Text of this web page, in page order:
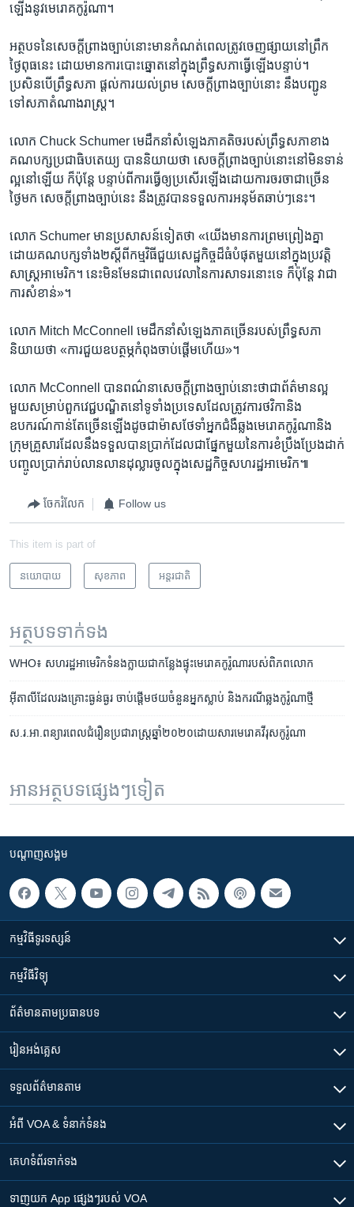
ឡើងនូវមេរោគកូរ៉ូណា។
អត្ថបទនៃសេចក្តីព្រាងច្បាប់នោះមានកំណត់ពេលត្រូវចេញផ្សាយនៅព្រឹក
ថ្ងៃពុធនេះ ដោយមានការបោះឆ្នោតនៅក្នុងព្រឹទ្ធសភាធ្វើឡើងបន្ទាប់។
ប្រសិនបើព្រឹទ្ធសភា ផ្តល់ការយល់ព្រម សេចក្តីព្រាងច្បាប់នោះ នឹងបញ្ជូន
ទៅសភាតំណាងរាស្រ្ត។
លោក Chuck Schumer មេដឹកនាំសំឡេងភាគតិចរបស់ព្រឹទ្ធសភាខាង
គណបក្សប្រជាធិបតេយ្យ បាននិយាយថា សេចក្តីព្រាងច្បាប់នោះនៅមិនទាន់
ល្អនៅឡើយ ក៏ប៉ុន្តែ បន្ទាប់ពីការធ្វើឲ្យប្រសើរឡើងដោយការចរចាជាច្រើន
ថ្ងៃមក សេចក្តីព្រាងច្បាប់នេះ នឹងត្រូវបានទទួលការអនុម័តឆាប់ៗនេះ។
លោក Schumer មានប្រសាសន៍ទៀតថា «យើងមានការព្រមព្រៀងគ្នា
ដោយគណបក្សទាំង២ស្តីពីកម្មវិធីជួយសេដ្ឋកិច្ចដ៏ធំបំផុតមួយនៅក្នុងប្រវត្តិ
សាស្រ្តអាមេរិក។ នេះមិនមែនជាពេលវេលានៃការសាទរនោះទេ ក៏ប៉ុន្តែ វាជា
ការសំខាន់»។
លោក Mitch McConnell មេដឹកនាំសំឡេងភាគច្រើនរបស់ព្រឹទ្ធសភា
និយាយថា «ការជួយឧបត្ថម្ភកំពុងចាប់ផ្តើមហើយ»។
លោក McConnell បានពណ៌នាសេចក្តីព្រាងច្បាប់នោះថាជាព័ត៌មានល្អ
មួយសម្រាប់ពួកវេជ្ជបណ្ឌិតនៅទូទាំងប្រទេសដែលត្រូវការថវិកានិង
ឧបករណ៍កាន់តែច្រើនឡើងដូចជាម៉ាសថែទាំអ្នកជំងឺឆ្លងមេរោគកូរ៉ូណានិង
ក្រុមគ្រួសារដែលនឹងទទួលបានប្រាក់ដែលជាផ្នែកមួយនៃការខំប្រឹងប្រែងដាក់
បញ្ចូលប្រាក់រាប់លានលានដុល្លារចូលក្នុងសេដ្ឋកិច្ចសហរដ្ឋអាមេរិក៕
ចែករំលែក Follow us
This item is part of
នយោបាយ សុខភាព អន្តរជាតិ
អត្ថបទ​ទាក់ទង
WHO៖ សហរដ្ឋអាមេរិកទំនងក្លាយជាកន្លែងផ្ទុះមេរោគកូរ៉ូណារបស់ពិភពលោក
អ៊ីតាលី​ដែល​រងគ្រោះ​ធ្ងន់ធ្ងរ ចាប់ផ្តើម​ថយ​ចំនួន​អ្នក​ស្លាប់​ និង​ករណី​ឆ្លង​កូរ៉ូណា​ថ្មី
ស.រ.អា.​ពន្យារ​ពេល​ជំរឿន​ប្រជារាស្ត្រ​ឆ្នាំ​២០២០​ដោយសារ​មេរោគ​វីរុស​កូរ៉ូណា
អានអត្ថបទផ្សេងៗទៀត
បណ្តាញ​សង្គម
កម្មវិធី​ទូរទស្សន៍
កម្មវិធី​វិទ្យុ
ព័ត៌មាន​តាមប្រធានបទ​
រៀន​​អង់គ្លេស
ទទួល​ព័ត៌មាន​តាម
អំពី​ VOA & ទំនាក់ទំនង
គេហទំព័រ​​ទាក់ទង
ទាញយក​ App ផ្សេងៗ​របស់​ VOA